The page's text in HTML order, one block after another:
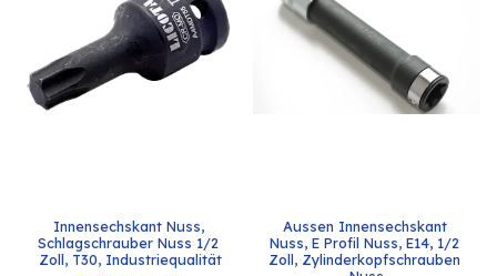
Innensechskant Nuss,
Schlagschrauber Nuss 1/2
Zoll, T30, Industriequalität
Aussen Innensechskant
Nuss, E Profil Nuss, E14, 1/2
Zoll, Zylinderkopfschrauben